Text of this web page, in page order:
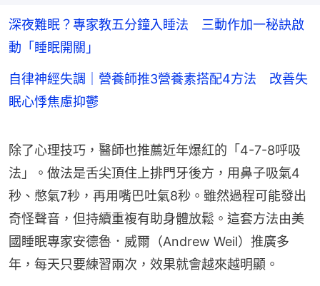
深夜難眠？專家教五分鐘入睡法 三動作加一秘訣啟
動「睡眠開關」
自律神經失調｜營養師推3營養素搭配4方法 改善失
眠心悸焦慮抑鬱
除了心理技巧，醫師也推薦近年爆紅的「4-7-8呼吸
法」。做法是舌尖頂住上排門牙後方，用鼻子吸氣4
秒、憋氣7秒，再用嘴巴吐氣8秒。雖然過程可能發出
奇怪聲音，但持續重複有助身體放鬆。這套方法由美
國睡眠專家安德魯．威爾（Andrew Weil）推廣多
年，每天只要練習兩次，效果就會越來越明顯。